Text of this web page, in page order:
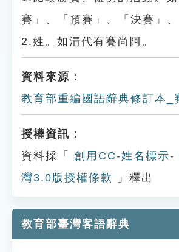
賽」、「預賽」、「決賽」、
2.姓。如清代有賽尚阿。
資料來源：
教育部重編國語辭典修訂本_
授權資訊：
資料採「
創用CC-姓名標示-
灣3.0版授權條款
」釋出
教育部臺灣客語辭典